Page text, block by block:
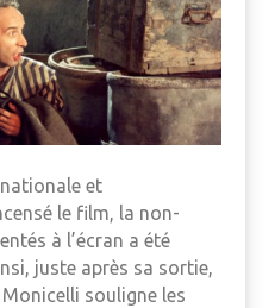
et
le film, la non-
à l’écran a été
juste après sa sortie,
souligne les